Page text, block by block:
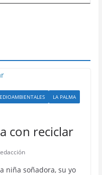
LA PALMA
con reciclar
niña soñadora, su yo